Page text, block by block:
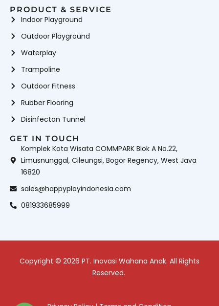
PRODUCT & SERVICE
Indoor Playground
Outdoor Playground
Waterplay
Trampoline
Outdoor Fitness
Rubber Flooring
Disinfectan Tunnel
GET IN TOUCH
Komplek Kota Wisata COMMPARK Blok A No.22,
Limusnunggal, Cileungsi, Bogor Regency, West Java
16820
sales@happyplayindonesia.com
081933685999
Copyright © 2026 PT. Inovasi Wahana Anak. All Rights
Reserved.